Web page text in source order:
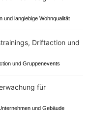
und langlebige Wohnqualität
und Gruppenevents
und Gebäude